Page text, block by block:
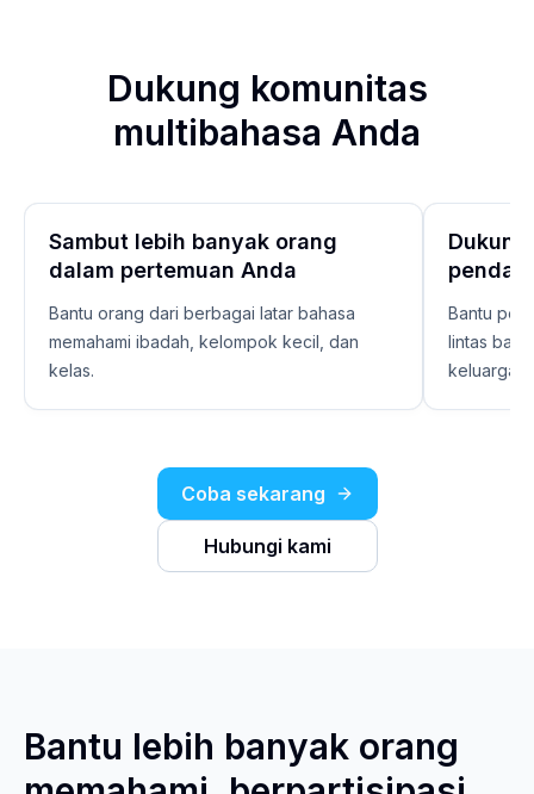
Dukung komunitas
multibahasa Anda
Sambut lebih banyak orang
dalam pertemuan Anda
Bantu orang dari berbagai latar bahasa
memahami ibadah, kelompok kecil, dan
kelas.
Bantu
lintas
keluarga,
Coba sekarang
Hubungi kami
Bantu lebih banyak orang